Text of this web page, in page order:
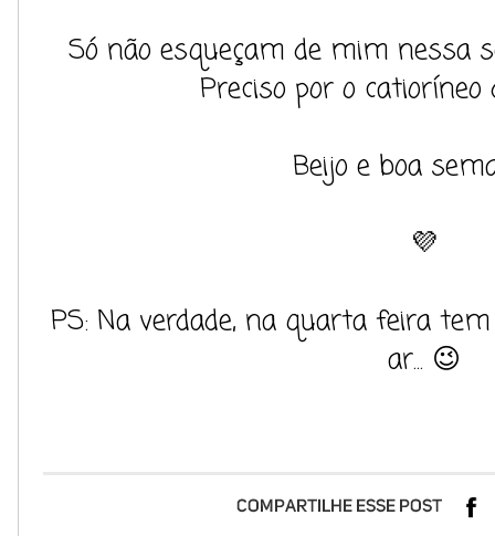
Só não esqueçam de mim nessa
Preciso por o
Beijo e boa
💜
PS: Na verdade, na quarta feira
ar... 😉